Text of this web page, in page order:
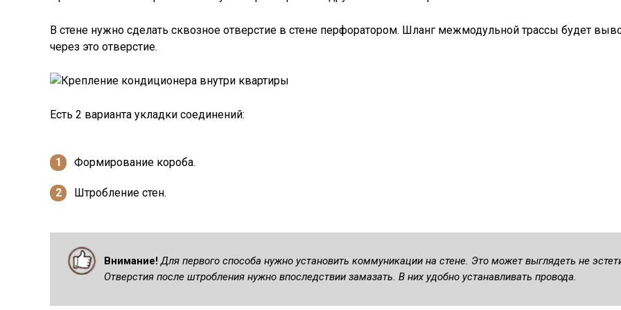
В стене нужно сделать сквозное отверстие в стене перфоратором. Шланг межмодульной трассы будет
через это отверстие.
Есть 2 варианта укладки соединений:
Формирование короба.
Штробление стен.
Внимание! Для первого способа нужно установить коммуникации на стене. Это может выглядеть не
Отверстия после штробления нужно впоследствии замазать. В них удобно устанавливать провода.